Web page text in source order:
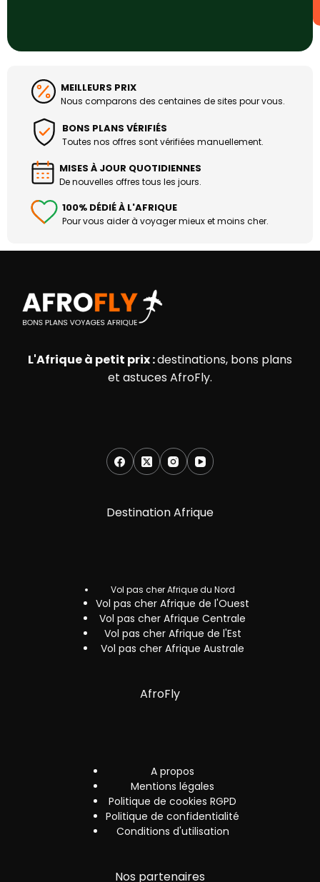
MEILLEURS PRIX
Nous comparons des centaines de sites pour vous.
BONS PLANS VÉRIFIÉS
Toutes nos offres sont vérifiées manuellement.
MISES À JOUR QUOTIDIENNES
De nouvelles offres tous les jours.
100% DÉDIÉ À L'AFRIQUE
Pour vous aider à voyager mieux et moins cher.
L'Afrique à petit prix :destinations, bons plans
et astuces AfroFly.
Destination Afrique
Vol pas cher Afrique du Nord
Vol pas cher Afrique de l'Ouest
Vol pas cher Afrique Centrale
Vol pas cher Afrique de l'Est
Vol pas cher Afrique Australe
AfroFly
A propos
Mentions légales
Politique de cookies RGPD
Politique de confidentialité
Conditions d'utilisation
Nos partenaires